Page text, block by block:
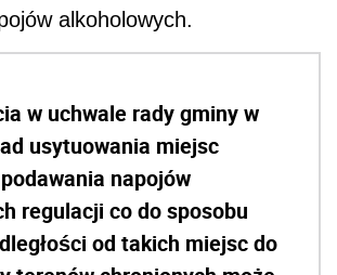
alkoholowych.
w uchwale rady gminy w
usytuowania miejsc
napojów
regulacji co do sposobu
od takich miejsc do